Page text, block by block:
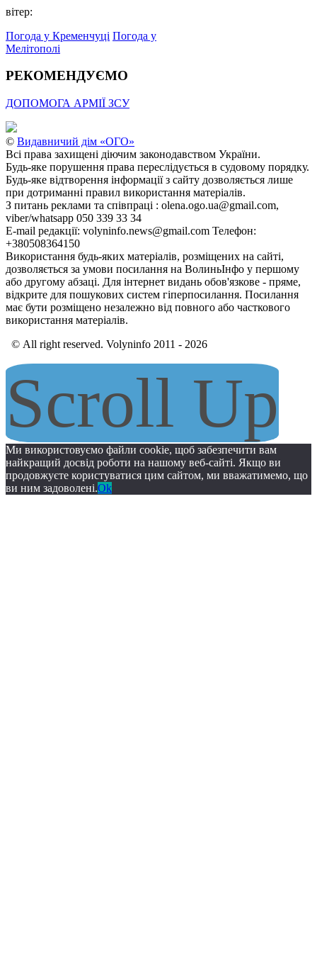
вітер:
Погода у Кременчуці Погода у
Мелітополі
РЕКОМЕНДУЄМО
ДОПОМОГА АРМІЇ ЗСУ
© Видавничий дім «ОГО»
Всі права захищені діючим законодавством України.
Будь-яке порушення права переслідується в судовому порядку.
Будь-яке відтворення інформації з сайту дозволяється лише
при дотриманні правил використання матеріалів.
З питань реклами та співпраці : olena.ogo.ua@gmail.com,
viber/whatsapp 050 339 33 34
E-mail редакції: volyninfo.news@gmail.com Телефон:
+380508364150
Використання будь-яких матеріалів, розміщених на сайті,
дозволяється за умови посилання на ВолиньІнфо у першому
або другому абзаці. Для інтернет видань обов'язкове - пряме,
відкрите для пошукових систем гіперпосилання. Посилання
має бути розміщено незалежно від повного або часткового
використання матеріалів.
© All right reserved. Volyninfo 2011 - 2026
Scroll Up
Ми використовуємо файли cookie, щоб забезпечити вам
найкращий досвід роботи на нашому веб-сайті. Якщо ви
продовжуєте користуватися цим сайтом, ми вважатимемо, що
ви ним задоволені.Ok